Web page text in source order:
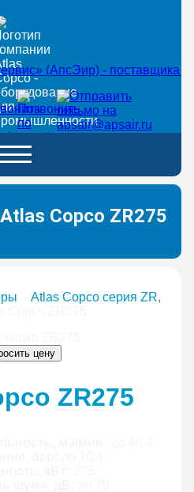
Copco ZR275
Atlas Copco серия ZR,
цену
ZR275